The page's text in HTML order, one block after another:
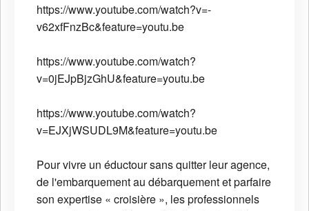
https://www.youtube.com/watch?v=-
v62xfFnzBc&feature=youtu.be
https://www.youtube.com/watch?
v=0jEJpBjzGhU&feature=youtu.be
https://www.youtube.com/watch?
v=EJXjWSUDL9M&feature=youtu.be
Pour vivre un éductour sans quitter leur agence,
de l'embarquement au débarquement et parfaire
son expertise « croisière », les professionnels